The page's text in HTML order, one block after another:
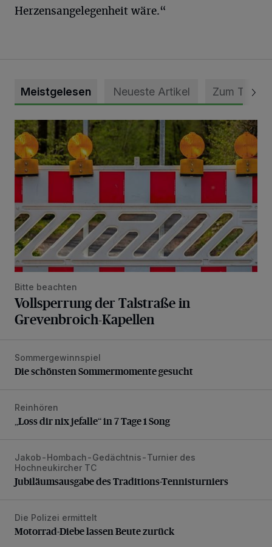
Herzensangelegenheit wäre.“
Meistgelesen Neueste Artikel Zum Thema
Vollsperrung der Talstraße in Grevenbroich-Kapellen
Bitte beachten
Vollsperrung der Talstraße in
Grevenbroich-Kapellen
Die schönsten Sommermomente gesucht
Sommergewinnspiel
Die schönsten Sommermomente gesucht
„Loss dir nix jefalle“ in 7 Tage 1 Song
Reinhören
„Loss dir nix jefalle“ in 7 Tage 1 Song
Jubiläumsausgabe des Traditions-Tennisturniers
Jakob-Hombach-Gedächtnis-Turnier des
Hochneukircher TC
Jubiläumsausgabe des Traditions-Tennisturniers
Motorrad-Diebe lassen Beute zurück
Die Polizei ermittelt
Motorrad-Diebe lassen Beute zurück